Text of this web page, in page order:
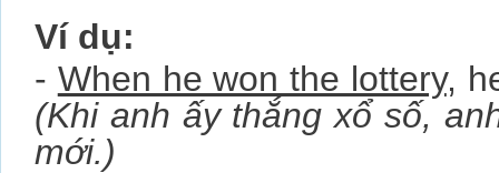
Ví dụ:
- When he won the lottery,
(Khi anh ấy thắng xổ số,
mới.)